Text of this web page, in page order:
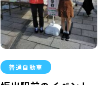
普通自動車